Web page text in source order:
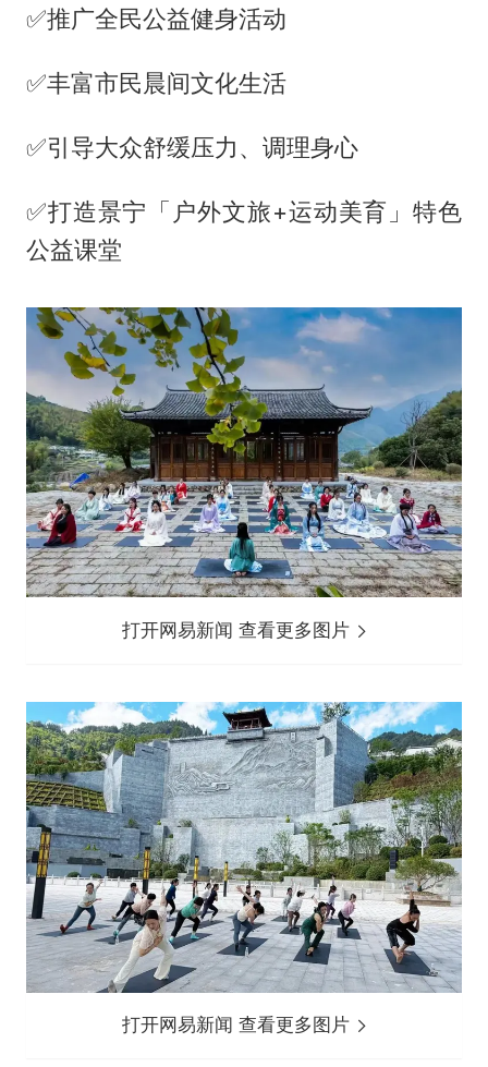
✅推广全民公益健身活动
✅丰富市民晨间文化生活
✅引导大众舒缓压力、调理身心
✅打造景宁「户外文旅+运动美育」特色
公益课堂
打开网易新闻 查看更多图片
打开网易新闻 查看更多图片